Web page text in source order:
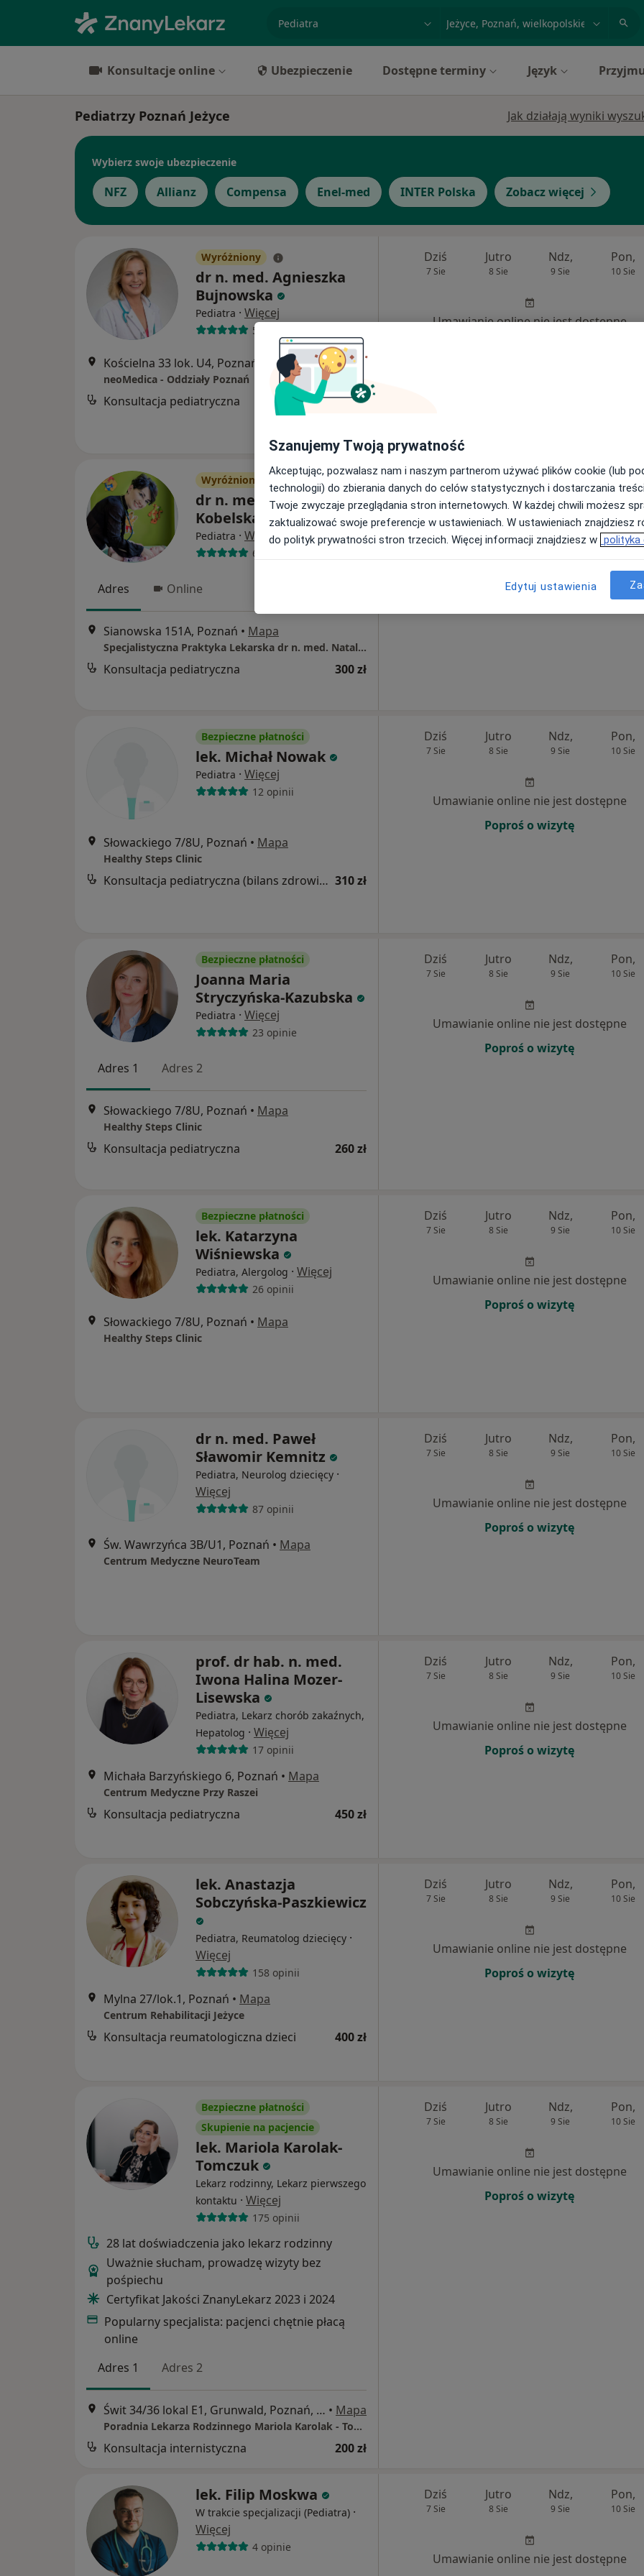
miasto lub dzielnica
Konsultacje online Ubezpieczenie Dostępne terminy Język
Pediatrzy Poznań Jeżyce Jak działają wyniki
Wybierz swoje ubezpieczenie
NFZ Allianz Compensa Enel-med INTER Polska Zobacz więcej
Wyróżniony
dr n. med. Agnieszka
Bujnowska
Pediatra · Więcej
59 opinii
Kościelna 33 lok. U4, Poznań Mapa
neoMedica - Oddziały Poznań
Konsultacja pediatryczna 250 zł
Dziś
7 Sie
Jutro
8 Sie
Ndz,
9 Sie
Pon,
10 Sie
Umawianie online nie jest dostępne
Wyróżniony
dr n. med. Natalia
Kobelska-Dubiel
Pediatra · Więcej
694 opinie
Adres Online
Sianowska 151A, Poznań • Mapa
Specjalistyczna Praktyka Lekarska dr n. med. Natalia Kobelska-Dubiel
Konsultacja pediatryczna 300 zł
Dziś
7 Sie
Jutro
8 Sie
Ndz,
9 Sie
Pon,
10 Sie
Umawianie online nie jest dostępne
Bezpieczne płatności
lek. Michał Nowak
Pediatra · Więcej
12 opinii
Słowackiego 7/8U, Poznań • Mapa
Healthy Steps Clinic
Konsultacja pediatryczna (bilans zdrowia dziecka) 310 zł
Dziś
7 Sie
Jutro
8 Sie
Ndz,
9 Sie
Pon,
10 Sie
Umawianie online nie jest dostępne
Poproś o wizytę
Bezpieczne płatności
Joanna Maria
Stryczyńska-Kazubska
Pediatra · Więcej
23 opinie
Adres 1 Adres 2
Słowackiego 7/8U, Poznań • Mapa
Healthy Steps Clinic
Konsultacja pediatryczna 260 zł
Dziś
7 Sie
Jutro
8 Sie
Ndz,
9 Sie
Pon,
10 Sie
Umawianie online nie jest dostępne
Poproś o wizytę
Bezpieczne płatności
lek. Katarzyna
Wiśniewska
Pediatra, Alergolog · Więcej
26 opinii
Słowackiego 7/8U, Poznań • Mapa
Healthy Steps Clinic
Dziś
7 Sie
Jutro
8 Sie
Ndz,
9 Sie
Pon,
10 Sie
Umawianie online nie jest dostępne
Poproś o wizytę
dr n. med. Paweł
Sławomir Kemnitz
Pediatra, Neurolog dziecięcy ·
Więcej
87 opinii
Św. Wawrzyńca 3B/U1, Poznań • Mapa
Centrum Medyczne NeuroTeam
Dziś
7 Sie
Jutro
8 Sie
Ndz,
9 Sie
Pon,
10 Sie
Umawianie online nie jest dostępne
Poproś o wizytę
prof. dr hab. n. med.
Iwona Halina Mozer-
Lisewska
Pediatra, Lekarz chorób zakaźnych,
Hepatolog · Więcej
17 opinii
Michała Barzyńskiego 6, Poznań • Mapa
Centrum Medyczne Przy Raszei
Konsultacja pediatryczna 450 zł
Dziś
7 Sie
Jutro
8 Sie
Ndz,
9 Sie
Pon,
10 Sie
Umawianie online nie jest dostępne
Poproś o wizytę
lek. Anastazja
Sobczyńska-Paszkiewicz
Pediatra, Reumatolog dziecięcy ·
Więcej
158 opinii
Mylna 27/lok.1, Poznań • Mapa
Centrum Rehabilitacji Jeżyce
Konsultacja reumatologiczna dzieci 400 zł
Dziś
7 Sie
Jutro
8 Sie
Ndz,
9 Sie
Pon,
10 Sie
Umawianie online nie jest dostępne
Poproś o wizytę
Bezpieczne płatności
Skupienie na pacjencie
lek. Mariola Karolak-
Tomczuk
Lekarz rodzinny, Lekarz pierwszego
kontaktu · Więcej
175 opinii
28 lat doświadczenia jako lekarz rodzinny
Uważnie słucham, prowadzę wizyty bez
pośpiechu
Certyfikat Jakości ZnanyLekarz 2023 i 2024
Popularny specjalista: pacjenci chętnie płacą
online
Adres 1
Adres 2
Świt 34/36 lokal E1, Grunwald, Poznań, Wielkopolskie, Polska, Poznań • Mapa
Poradnia Lekarza Rodzinnego Mariola Karolak - Tomczuk
Konsultacja internistyczna 200 zł
Dziś
7 Sie
Jutro
8 Sie
Ndz,
9 Sie
Pon,
10 Sie
Umawianie online nie jest dostępne
Poproś o wizytę
lek. Filip Moskwa
W trakcie specjalizacji (Pediatra) ·
Więcej
4 opinie
Dziś
7 Sie
Jutro
8 Sie
Ndz,
9 Sie
Pon,
10 Sie
Umawianie online nie jest dostępne
Szanujemy Twoją prywatność
Akceptując, pozwalasz nam i naszym partnerom używać plików cookie (lub
technologii) do zbierania danych do celów statystycznych i dostarczania
Twoje zwyczaje przeglądania stron internetowych. W każdej chwili możesz
zaktualizować swoje preferencje w ustawieniach. W ustawieniach znajdziesz
do polityk prywatności stron trzecich. Więcej informacji znajdziesz w polityka
Edytuj ustawienia